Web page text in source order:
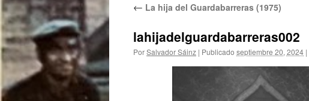
← La hija del Guardabarreras (1975)
lahijadelguardabarreras002
PorSalvador Sáinz | Publicado septiembre 20, 2024 |